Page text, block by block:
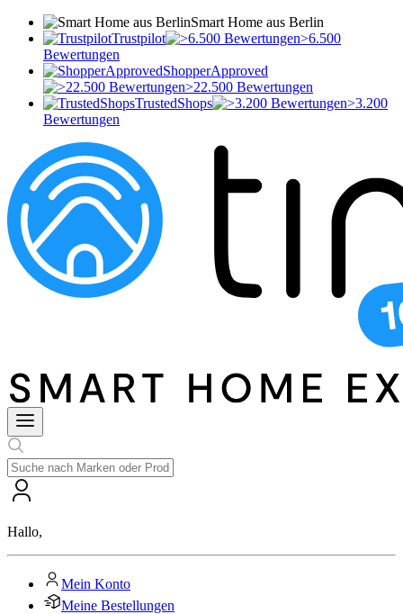
Smart Home aus Berlin
Trustpilot
>6.500
Bewertungen
ShopperApproved
>22.500 Bewertungen
TrustedShops
>3.200
Bewertungen
Hallo,
Mein Konto
Meine Bestellungen